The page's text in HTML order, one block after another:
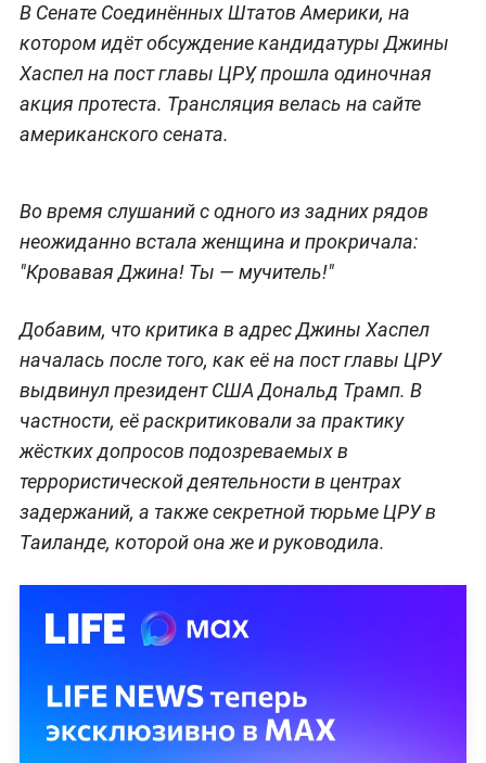
В Сенате Соединённых Штатов Америки, на
котором идёт обсуждение кандидатуры Джины
Хаспел на пост главы ЦРУ, прошла одиночная
акция протеста. Трансляция велась на сайте
американского сената.
Во время слушаний с одного из задних рядов
неожиданно встала женщина и прокричала:
"Кровавая Джина! Ты — мучитель!"
Добавим, что критика в адрес Джины Хаспел
началась после того, как её на пост главы ЦРУ
выдвинул президент США Дональд Трамп. В
частности, её раскритиковали за практику
жёстких допросов подозреваемых в
террористической деятельности в центрах
задержаний, а также секретной тюрьме ЦРУ в
Таиланде, которой она же и руководила.